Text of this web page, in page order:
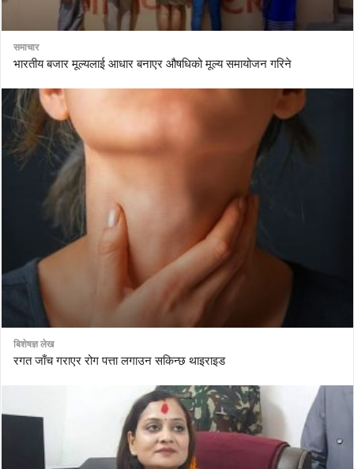
समाचार
भारतीय बजार मूल्यलाई आधार बनाएर औषधिको मूल्य समायोजन गरिने
बिशेषज्ञ लेख
रगत जाँच गराएर रोग पत्ता लगाउन सकिन्छ थाइराइड